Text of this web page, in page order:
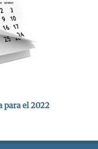
para el 2022